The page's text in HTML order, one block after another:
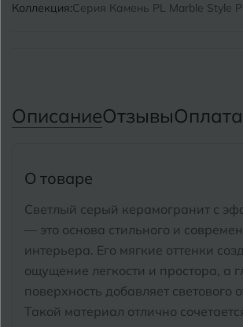
Коллекция:Серия Камень PL Marble Style
ОписаниеОтзывы
О товаре
Светлый серый керамогранит с
— это основа стильного и
интерьера. Его мягкие оттенки
ощущение легкости и простора, а
поверхность добавляет светового
Такой материал отлично
Д Дмитровград
Ижевск
Казань
Кемерово
Тула
У Улан-